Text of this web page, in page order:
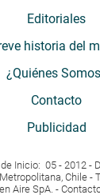
Editoriales
historia del
¿Quiénes
Contacto
Publicidad
Inicio: 05 - 2012 -
Chile -
Aire SpA. -